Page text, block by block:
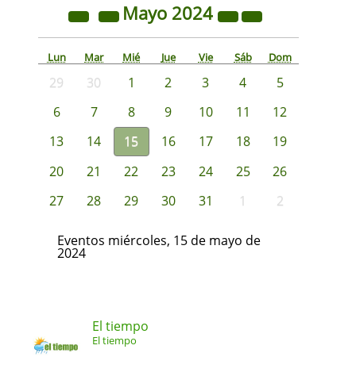
Mayo 2024
Lun Mar Mié Jue Vie Sáb Dom
29 30 1 2 3 4
5
6
7 8 9 10 11
12
13
14 15 16 17 18
19
20
21 22 23 24 25
26
27
28 29 30 31 1 2
Eventos miércoles, 15 de mayo de
2024
El tiempo
El tiempo